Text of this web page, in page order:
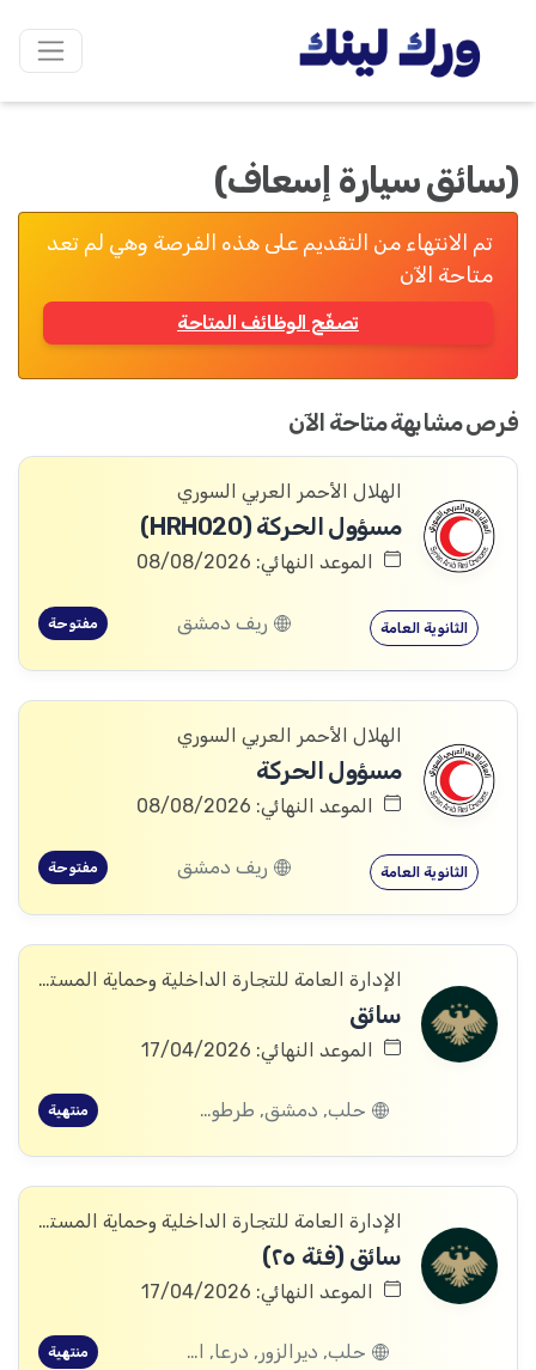
(سائق سيارة إسعاف)
تم الانتهاء من التقديم على هذه الفرصة وهي لم تعد
متاحة الآن
تصفّح الوظائف المتاحة
فرص مشابهة متاحة الآن
الهلال الأحمر العربي السوري
مسؤول الحركة (HRH020)
الموعد النهائي: 08/08/2026
الثانوية العامة ريف دمشق مفتوحة
الهلال الأحمر العربي السوري
مسؤول الحركة
الموعد النهائي: 08/08/2026
الثانوية العامة ريف دمشق مفتوحة
الإدارة العامة للتجارة الداخلية وحماية المستهلك
سائق
الموعد النهائي: 17/04/2026
حلب, دمشق, طرطوس, ريف دمشق, ديرالزور, درعا, اللاذقية, الرقة, الحسكة منتهية
الإدارة العامة للتجارة الداخلية وحماية المستهلك
سائق (فئة ٢٥)
الموعد النهائي: 17/04/2026
حلب, ديرالزور, درعا, القنيطرة منتهية